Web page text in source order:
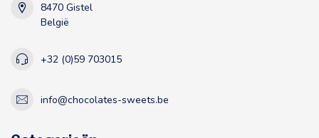
8470 Gistel
België
+32 (0)59 703015
info@chocolates-sweets.be